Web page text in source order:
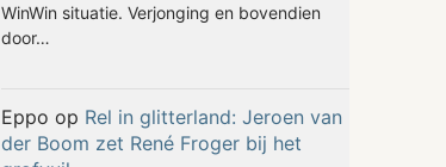
WinWin situatie. Verjonging en bovendien
door…
Eppo op Rel in glitterland: Jeroen van
der Boom zet René Froger bij het